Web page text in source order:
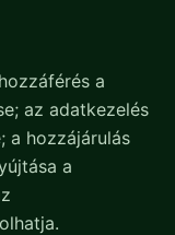
a
az adatkezelés
a hozzájárulás
a